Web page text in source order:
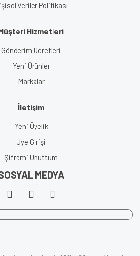
Veriler Politikası
Hizmetleri
Gönderim Ücretleri
Yeni Ürünler
Markalar
İletişim
Yeni Üyelik
Üye Girişi
Şifremi Unuttum
MEDYA